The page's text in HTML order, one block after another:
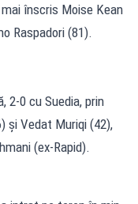
înscris Moise Kean
Raspadori (81).
2-0 cu Suedia, prin
și Vedat Muriqi (42),
(ex-Rapid).